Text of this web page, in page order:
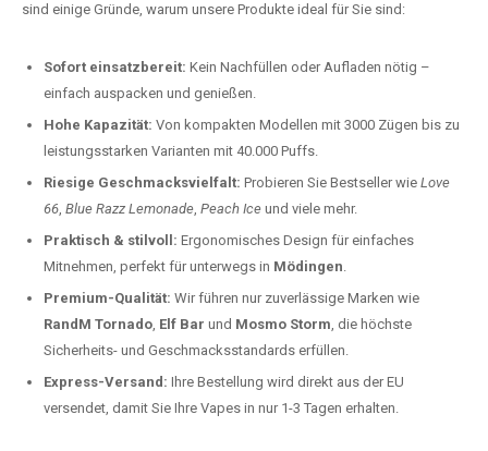
sind einige Gründe, warum unsere Produkte ideal für Sie sind:
Sofort einsatzbereit: Kein Nachfüllen oder Aufladen nötig –
einfach auspacken und genießen.
Hohe Kapazität: Von kompakten Modellen mit 3000 Zügen bis zu
leistungsstarken Varianten mit 40.000 Puffs.
Riesige Geschmacksvielfalt: Probieren Sie Bestseller wie Love
66, Blue Razz Lemonade, Peach Ice und viele mehr.
Praktisch & stilvoll: Ergonomisches Design für einfaches
Mitnehmen, perfekt für unterwegs in Mödingen.
Premium-Qualität: Wir führen nur zuverlässige Marken wie
RandM Tornado, Elf Bar und Mosmo Storm, die höchste
Sicherheits- und Geschmacksstandards erfüllen.
Express-Versand: Ihre Bestellung wird direkt aus der EU
versendet, damit Sie Ihre Vapes in nur 1-3 Tagen erhalten.